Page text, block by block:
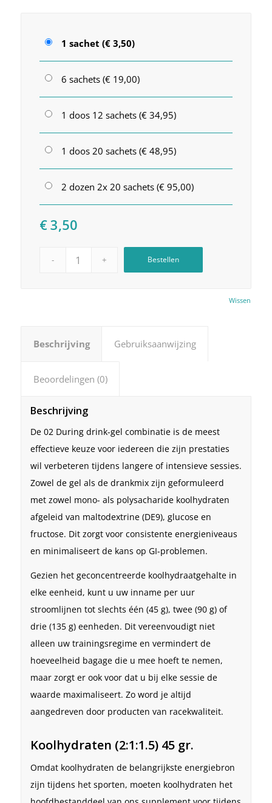
1 sachet (€ 3,50)
6 sachets (€ 19,00)
1 doos 12 sachets (€ 34,95)
1 doos 20 sachets (€ 48,95)
2 dozen 2x 20 sachets (€ 95,00)
Wissen
€3,50
Bestellen
Beschrijving Gebruiksaanwijzing
Beoordelingen (0)
Beschrijving
De 02 During drink-gel combinatie is de meest
effectieve keuze voor iedereen die zijn prestaties
wil verbeteren tijdens langere of intensieve sessies.
Zowel de gel als de drankmix zijn geformuleerd
met zowel mono- als polysacharide koolhydraten
afgeleid van maltodextrine (DE9), glucose en
fructose. Dit zorgt voor consistente energieniveaus
en minimaliseert de kans op GI-problemen.
Gezien het geconcentreerde koolhydraatgehalte in
elke eenheid, kunt u uw inname per uur
stroomlijnen tot slechts één (45 g), twee (90 g) of
drie (135 g) eenheden. Dit vereenvoudigt niet
alleen uw trainingsregime en vermindert de
hoeveelheid bagage die u mee hoeft te nemen,
maar zorgt er ook voor dat u bij elke sessie de
waarde maximaliseert. Zo word je altijd
aangedreven door producten van racekwaliteit.
Koolhydraten (2:1:1.5) 45 gr.
Omdat koolhydraten de belangrijkste energiebron
zijn tijdens het sporten, moeten koolhydraten het